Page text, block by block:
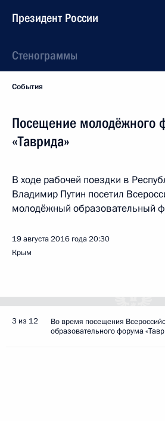
Президент России
Стенограммы
События
Посещение молодёжного
«Таврида»
В ходе рабочей поездки в
Владимир Путин посетил
молодёжный образовательный
19 августа 2016 года20:30
Крым
3 из 12
Во время посещения
образовательного форума